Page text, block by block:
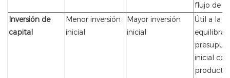
flujo de
Inversión de
capital
Menor inversión
inicial
Mayor inversión
inicial
Útil a la
equilibrar
inicial